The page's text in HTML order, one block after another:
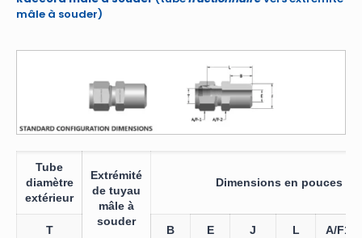
mâle à souder)
Tube
diamètre
extérieur
Extrémité
de tuyau
mâle à
souder
Dimensions en pouces
T B E J L A/F1